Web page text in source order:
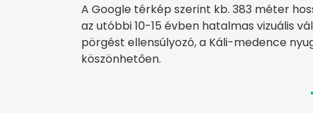
A Google térkép szerint kb. 383 méter
az utóbbi 10-15 évben hatalmas vizuális
pörgést ellensúlyozó, a Káli-medence
köszönhetően.